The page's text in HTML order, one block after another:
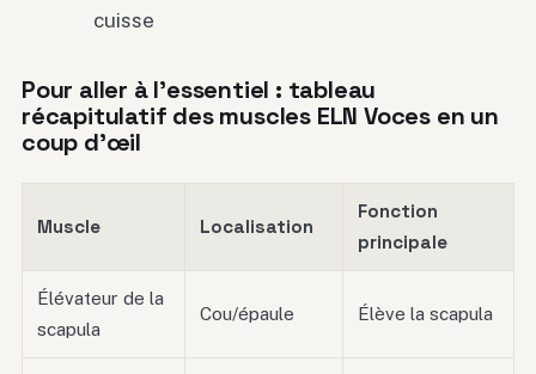
cuisse
Pour aller à l’essentiel : tableau
récapitulatif des muscles ELN Voces en un
coup d’œil
Muscle Localisation
Fonction
principale
Élévateur de la
scapula
Cou/épaule Élève la scapula